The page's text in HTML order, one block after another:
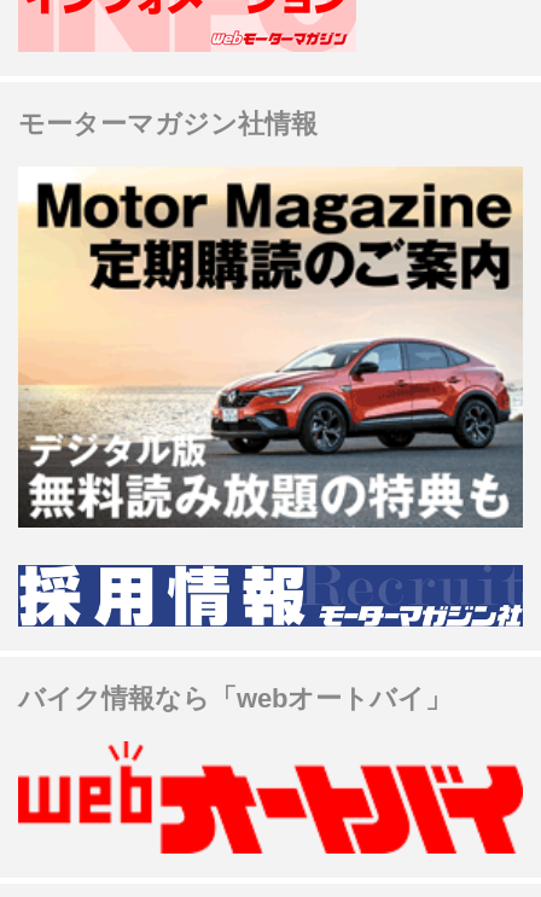
モーターマガジン社情報
バイク情報なら「webオートバイ」